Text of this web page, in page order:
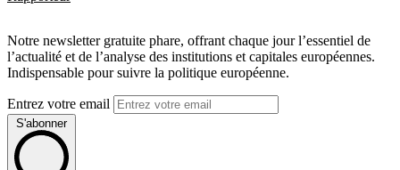
Notre newsletter gratuite phare, offrant chaque jour l’essentiel de
l’actualité et de l’analyse des institutions et capitales européennes.
Indispensable pour suivre la politique européenne.
Entrez votre email
S'abonner